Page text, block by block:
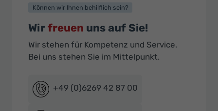
Können wir Ihnen behilflich sein?
Wirfreuen uns auf Sie!
Wir stehen für Kompetenz und Service.
Bei uns stehen Sie im Mittelpunkt.
+49 (0)6269 42 87 00